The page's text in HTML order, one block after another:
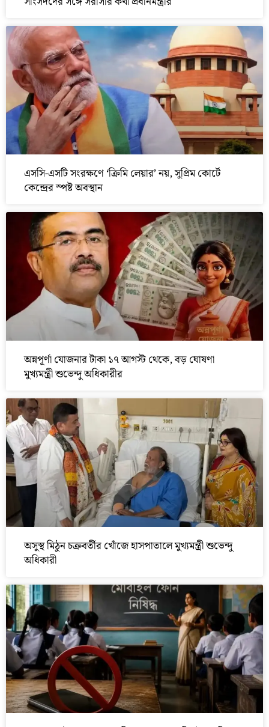
এসসি-এসটি সংরক্ষণে ‘ক্রিমি লেয়ার’ নয়, সুপ্রিম কোর্টে
কেন্দ্রের স্পষ্ট অবস্থান
অন্নপূর্ণা যোজনার টাকা ১৭ আগস্ট থেকে, বড় ঘোষণা
মুখ্যমন্ত্রী শুভেন্দু অধিকারীর
অসুস্থ মিঠুন চক্রবর্তীর খোঁজে হাসপাতালে মুখ্যমন্ত্রী শুভেন্দু
অধিকারী